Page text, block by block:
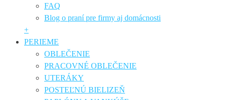
FAQ
Blog o praní pre firmy aj domácnosti
+
PERIEME
OBLEČENIE
PRACOVNÉ OBLEČENIE
UTERÁKY
POSTEĽNÚ BIELIZEŇ